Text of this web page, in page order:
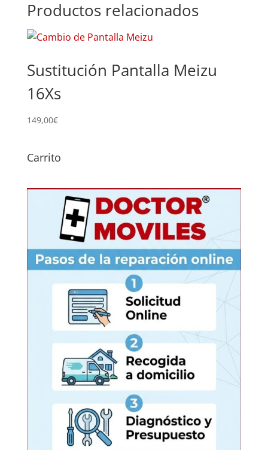
Productos relacionados
Sustitución Pantalla Meizu
16Xs
149,00€
Carrito